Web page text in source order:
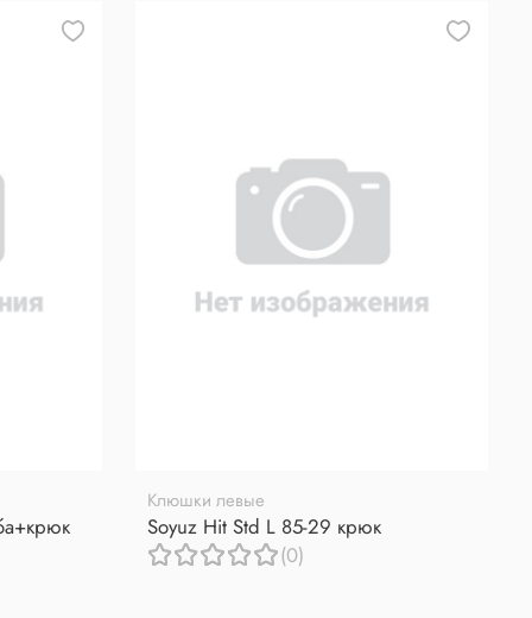
Клюшки левые
Soyuz Hit Std L 85-29 крюк
(0)